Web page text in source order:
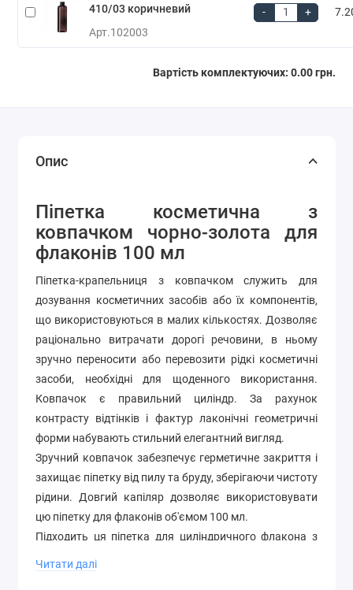
410/03 коричневий
Арт.102003
- +
Вартість комплектуючих: 0.00 грн.
Опис
Піпетка косметична з
ковпачком чорно-золота для
флаконів 100 мл
Піпетка-крапельниця з ковпачком служить для
дозування косметичних засобів або їх компонентів,
що використовуються в малих кількостях. Дозволяє
раціонально витрачати дорогі речовини, в ньому
зручно переносити або перевозити рідкі косметичні
засоби, необхідні для щоденного використання.
Ковпачок є правильний циліндр. За рахунок
контрасту відтінків і фактур лаконічні геометричні
форми набувають стильний елегантний вигляд.
Зручний ковпачок забезпечує герметичне закриття і
захищає піпетку від пилу та бруду, зберігаючи чистоту
рідини. Довгий капіляр дозволяє використовувати
цю піпетку для флаконів об'ємом 100 мл.
Підходить ця піпетка для циліндричного флакона з
Читати далі